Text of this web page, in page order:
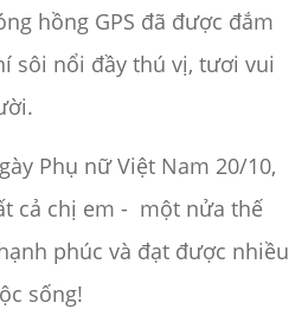
hồng GPS đã được đắm
sôi nổi đầy thú vị, tươi vui
Phụ nữ Việt Nam 20/10,
cả chị em - một nửa thế
phúc và đạt được nhiều
sống!